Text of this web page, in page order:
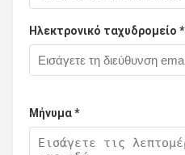
Ηλεκτρονικό ταχυδρομείο *
Μήνυμα *